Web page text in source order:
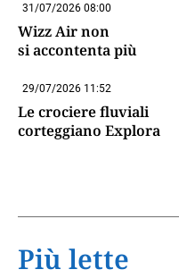
31/07/2026 08:00
Wizz Air non
si accontenta più
29/07/2026 11:52
Le crociere fluviali
corteggiano Explora
Più lette